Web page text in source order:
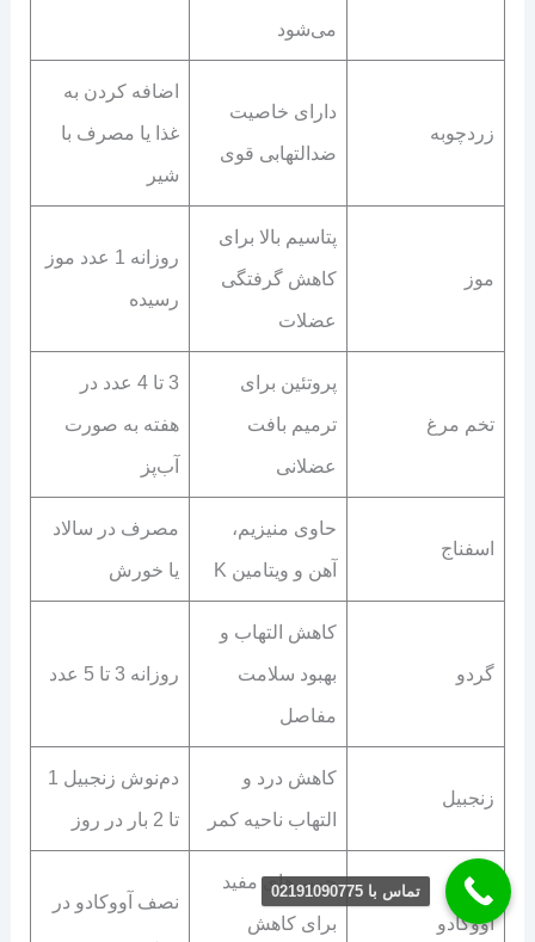
می‌شود
زردچوبه
دارای خاصیت
ضدالتهابی قوی
اضافه کردن به
غذا یا مصرف با
شیر
موز
پتاسیم بالا برای
کاهش گرفتگی
عضلات
روزانه 1 عدد موز
رسیده
تخم مرغ
پروتئین برای
ترمیم بافت
عضلانی
3 تا 4 عدد در
هفته به صورت
آب‌پز
اسفناج
حاوی منیزیم،
آهن و ویتامین K
مصرف در سالاد
یا خورش
گردو
کاهش التهاب و
بهبود سلامت
مفاصل
روزانه 3 تا 5 عدد
زنجبیل
کاهش درد و
التهاب ناحیه کمر
دم‌نوش زنجبیل 1
تا 2 بار در روز
آووکادو
چربی‌های مفید
برای کاهش
نصف آووکادو در
تماس با 02191090775